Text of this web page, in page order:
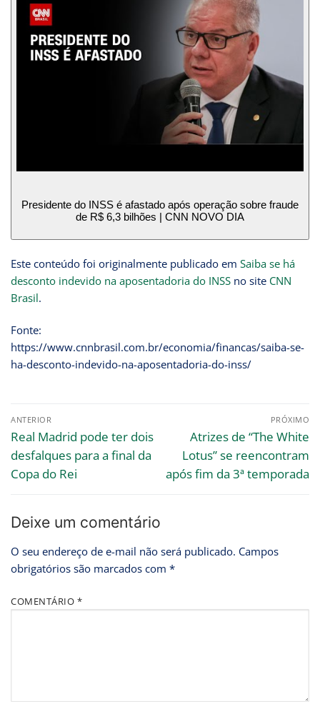
Presidente do INSS é afastado após operação sobre fraude
de R$ 6,3 bilhões | CNN NOVO DIA
Este conteúdo foi originalmente publicado em Saiba se há
desconto indevido na aposentadoria do INSS no site CNN
Brasil.
Fonte:
https://www.cnnbrasil.com.br/economia/financas/saiba-se-
ha-desconto-indevido-na-aposentadoria-do-inss/
ANTERIOR
Real Madrid pode ter dois
desfalques para a final da
Copa do Rei
PRÓXIMO
Atrizes de “The White
Lotus” se reencontram
após fim da 3ª temporada
Deixe um comentário
O seu endereço de e-mail não será publicado. Campos
obrigatórios são marcados com *
COMENTÁRIO *